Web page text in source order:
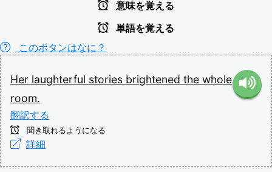
意味を覚える
単語を覚える
このボタンはなに？
Her laughterful stories brightened the whole
room.
翻訳する
聞き取れるようになる
詳細